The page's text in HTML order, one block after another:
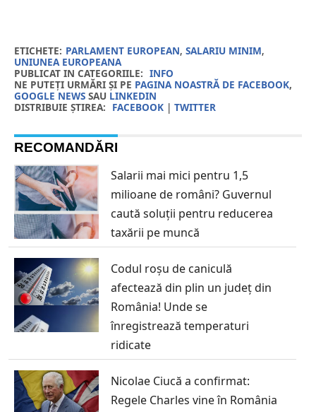
ETICHETE: PARLAMENT EUROPEAN, SALARIU MINIM,
UNIUNEA EUROPEANA
PUBLICAT IN CATEGORIILE: INFO
NE PUTEȚI URMĂRI ȘI PE PAGINA NOASTRĂ DE FACEBOOK,
GOOGLE NEWSSAU LINKEDIN
DISTRIBUIE ȘTIREA: FACEBOOK| TWITTER
RECOMANDĂRI
Salarii mai mici pentru 1,5
milioane de români? Guvernul
caută soluții pentru reducerea
taxării pe muncă
Codul roșu de caniculă
afectează din plin un județ din
România! Unde se
înregistrează temperaturi
ridicate
Nicolae Ciucă a confirmat:
Regele Charles vine în România